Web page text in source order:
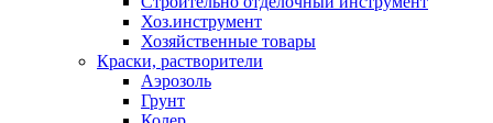
Хоз.инструмент
Хозяйственные товары
Краски, растворители
Аэрозоль
Грунт